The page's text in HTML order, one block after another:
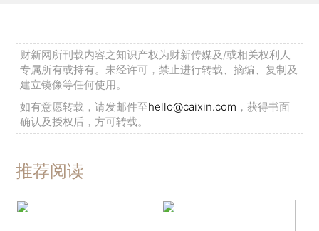
财新网所刊载内容之知识产权为财新传媒及/或相关权利人
专属所有或持有。未经许可，禁止进行转载、摘编、复制及
建立镜像等任何使用。
如有意愿转载，请发邮件至hello@caixin.com ，获得书面
确认及授权后，方可转载。
推荐阅读